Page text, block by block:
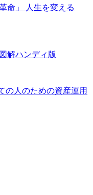
命」 人生を変える
解ハンディ版
の人のための資産運用